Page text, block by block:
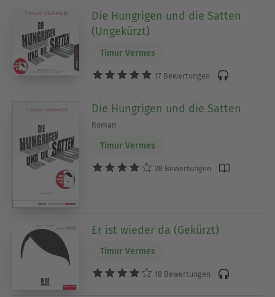
Die Hungrigen und die Satten
(Ungekürzt)
Timur Vermes
17 Bewertungen
Die Hungrigen und die Satten
Roman
Timur Vermes
28 Bewertungen
Er ist wieder da (Gekürzt)
Timur Vermes
18 Bewertungen